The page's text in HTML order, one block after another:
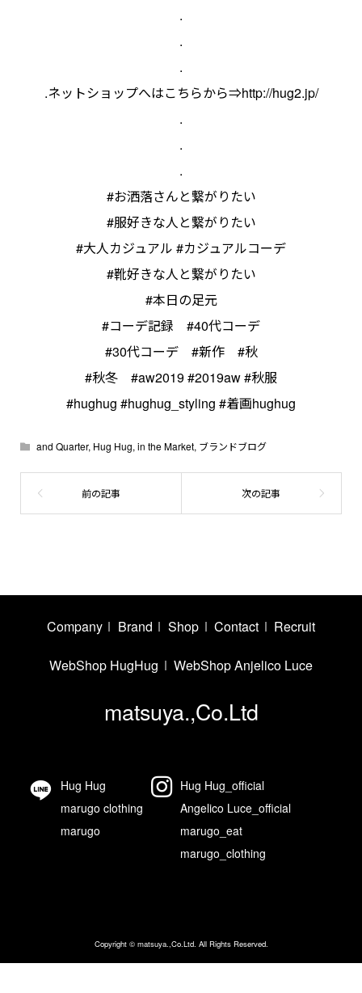
.
.
.
.ネットショップへはこちらから⇒http://hug2.jp/
.
.
.
#お洒落さんと繋がりたい
#服好きな人と繋がりたい
#大人カジュアル #カジュアルコーデ
#靴好きな人と繋がりたい
#本日の足元
#コーデ記録 #40代コーデ
#30代コーデ #新作 #秋
#秋冬 #aw2019 #2019aw #秋服
#hughug #hughug_styling #着画hughug
and Quarter, Hug Hug, in the Market, ブランドブログ
Company Brand Shop Contact Recruit
WebShop HugHug WebShop Anjelico Luce
matsuya.,Co.Ltd
Hug Hug
marugo clothing
marugo
Hug Hug_official
Angelico Luce_official
marugo_eat
marugo_clothing
Copyright ©matsuya.,Co.Ltd. All Rights Reserved.